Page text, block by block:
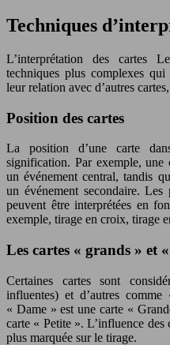
Techniques
L’interprétation des cartes
techniques plus complexes
leur relation avec d’autres
Position des cartes
La position d’une carte
signification. Par exemple, une
un événement central, tandis
un événement secondaire.
peuvent être interprétées en
exemple, tirage en croix, tirage
Les cartes « grands » et
Certaines cartes sont
influentes) et d’autres
« Dame » est une carte «
carte « Petite ». L’influence des
plus marquée sur le tirage.